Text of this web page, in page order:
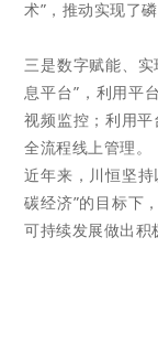
术”，推动实现了
三是数字赋能、
息平台”，利用平
视频监控；利用
全流程线上管理。
近年来，川恒坚
碳经济”的目标下，
可持续发展做出积